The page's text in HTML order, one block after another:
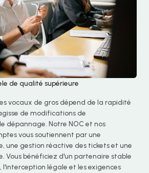
de qualité supérieure
vocaux de gros dépend de la rapidité
de modifications de
dépannage. Notre NOC et nos
vous soutiennent par une
une gestion réactive des tickets et une
Vous bénéficiez d'un partenaire stable
l'interception légale et les exigences
Portuguese
Chinese